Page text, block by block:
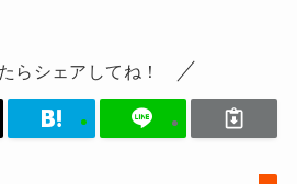
らシェアしてね！